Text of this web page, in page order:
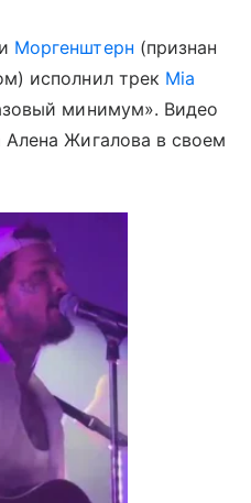
Моргенштерн (признан
исполнил трек Mia
минимум». Видео
Алена Жигалова в своем